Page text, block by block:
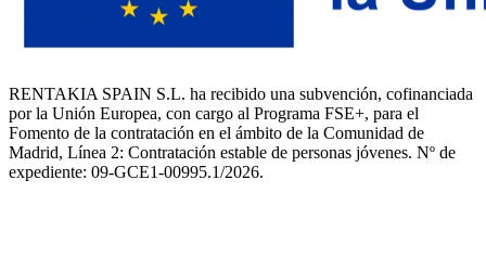
RENTAKIA SPAIN S.L. ha recibido una subvención, cofinanciada
por la Unión Europea, con cargo al Programa FSE+, para el
Fomento de la contratación en el ámbito de la Comunidad de
Madrid, Línea 2: Contratación estable de personas jóvenes. Nº de
expediente: 09-GCE1-00995.1/2026.